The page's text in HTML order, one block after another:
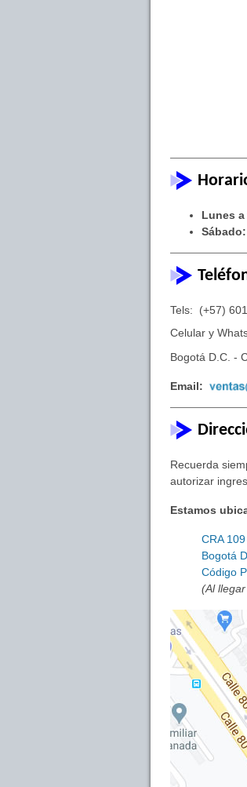
Lunes
Sábado:
Tels: (+57)
Celular y
Bogotá D.C. -
Email:
Recuerda
autorizar
Estamos
CRA
Bogotá
Código
(Al